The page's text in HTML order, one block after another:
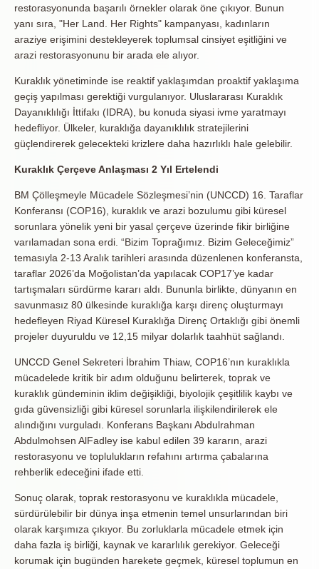
restorasyonunda başarılı örnekler olarak öne çıkıyor. Bunun
yanı sıra, "Her Land. Her Rights" kampanyası, kadınların
araziye erişimini destekleyerek toplumsal cinsiyet eşitliğini ve
arazi restorasyonunu bir arada ele alıyor.
Kuraklık yönetiminde ise reaktif yaklaşımdan proaktif yaklaşıma
geçiş yapılması gerektiği vurgulanıyor. Uluslararası Kuraklık
Dayanıklılığı İttifakı (IDRA), bu konuda siyasi ivme yaratmayı
hedefliyor. Ülkeler, kuraklığa dayanıklılık stratejilerini
güçlendirerek gelecekteki krizlere daha hazırlıklı hale gelebilir.
Kuraklık Çerçeve Anlaşması 2 Yıl Ertelendi
BM Çölleşmeyle Mücadele Sözleşmesi’nin (UNCCD) 16. Taraflar
Konferansı (COP16), kuraklık ve arazi bozulumu gibi küresel
sorunlara yönelik yeni bir yasal çerçeve üzerinde fikir birliğine
varılamadan sona erdi. “Bizim Toprağımız. Bizim Geleceğimiz”
temasıyla 2-13 Aralık tarihleri arasında düzenlenen konferansta,
taraflar 2026’da Moğolistan’da yapılacak COP17’ye kadar
tartışmaları sürdürme kararı aldı. Bununla birlikte, dünyanın en
savunmasız 80 ülkesinde kuraklığa karşı direnç oluşturmayı
hedefleyen Riyad Küresel Kuraklığa Direnç Ortaklığı gibi önemli
projeler duyuruldu ve 12,15 milyar dolarlık taahhüt sağlandı.
UNCCD Genel Sekreteri İbrahim Thiaw, COP16’nın kuraklıkla
mücadelede kritik bir adım olduğunu belirterek, toprak ve
kuraklık gündeminin iklim değişikliği, biyolojik çeşitlilik kaybı ve
gıda güvensizliği gibi küresel sorunlarla ilişkilendirilerek ele
alındığını vurguladı. Konferans Başkanı Abdulrahman
Abdulmohsen AlFadley ise kabul edilen 39 kararın, arazi
restorasyonu ve toplulukların refahını artırma çabalarına
rehberlik edeceğini ifade etti.
Sonuç olarak, toprak restorasyonu ve kuraklıkla mücadele,
sürdürülebilir bir dünya inşa etmenin temel unsurlarından biri
olarak karşımıza çıkıyor. Bu zorluklarla mücadele etmek için
daha fazla iş birliği, kaynak ve kararlılık gerekiyor. Geleceği
korumak için bugünden harekete geçmek, küresel toplumun en